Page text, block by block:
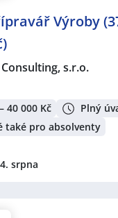
Výroby
s.r.o.
40 000 Kč
Plný
také pro absolventy
srpna